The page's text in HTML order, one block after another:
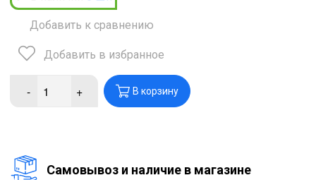
Добавить к сравнению
Добавить в избранное
- + В корзину
Cамовывоз и наличие в магазине